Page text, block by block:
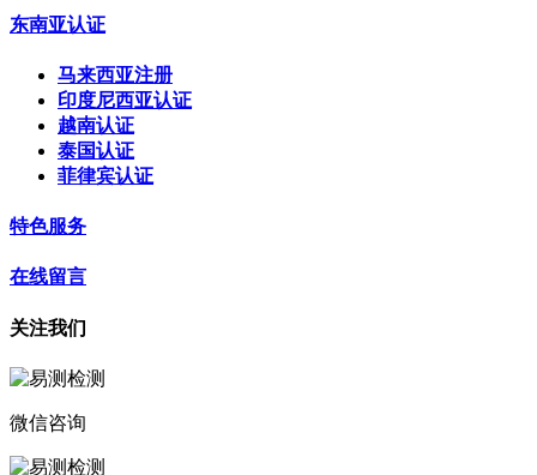
东南亚认证
马来西亚注册
印度尼西亚认证
越南认证
泰国认证
菲律宾认证
特色服务
在线留言
关注我们
微信咨询